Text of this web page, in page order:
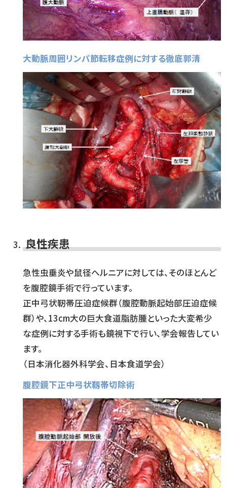
大動脈周囲リンパ節転移症例に対する徹底郭清
良性疾患
急性虫垂炎や鼠径ヘルニアに対しては、そのほとんど
を腹腔鏡手術で行っています。
正中弓状靭帯圧迫症候群（腹腔動脈起始部圧迫症候
群）や、13cm大の巨大食道脂肪腫といった大変希少
な症例に対する手術も鏡視下で行い、学会報告してい
ます。
（日本消化器外科学会、日本食道学会）
腹腔鏡下正中弓状靱帯切除術